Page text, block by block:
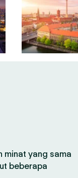
minat yang sama
beberapa